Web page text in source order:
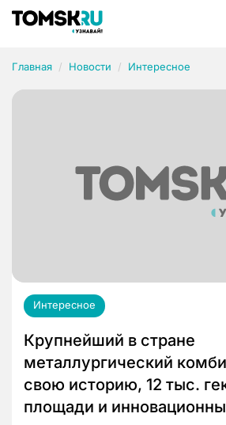
Главная Новости Интересное
Интересное
Крупнейший в стране
металлургический
свою историю, 12 тыс.
площади и